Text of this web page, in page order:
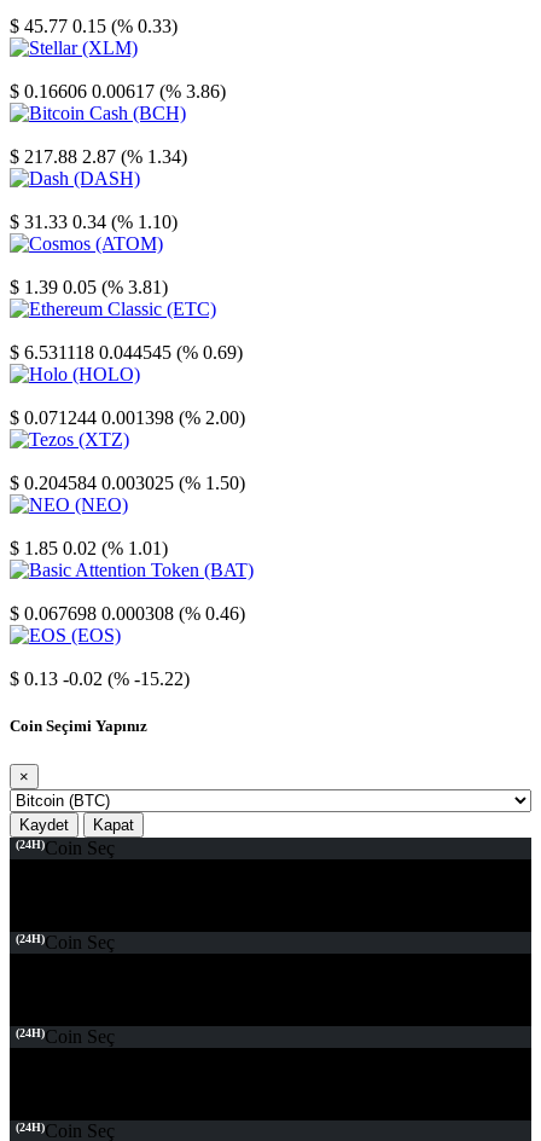
$ 45.77 0.15 (% 0.33)
$ 0.16606 0.00617 (% 3.86)
$ 217.88 2.87 (% 1.34)
$ 31.33 0.34 (% 1.10)
$ 1.39 0.05 (% 3.81)
$ 6.531118 0.044545 (% 0.69)
$ 0.071244 0.001398 (% 2.00)
$ 0.204584 0.003025 (% 1.50)
$ 1.85 0.02 (% 1.01)
$ 0.067698 0.000308 (% 0.46)
$ 0.13 -0.02 (% -15.22)
Coin Seçimi Yapınız
×
Kaydet Kapat
(24H)Coin Seç
(24H)Coin Seç
(24H)Coin Seç
(24H)Coin Seç